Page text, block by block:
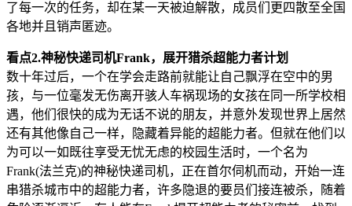
了每一次的任务，却在某一天被迫解散，成员们更四散至全国
各地并且销声匿迹。
看点2.神秘快递司机Frank，展开猎杀超能力者计划
数十年过后，一个在学会走路前就能让自己飘浮在空中的男
孩，与一位毫发无伤离开骇人车祸现场的女孩在同一所学校相
遇，他们很快的成为无话不说的朋友，并意外发现世界上居然
还有其他像自己一样，隐藏着异能的超能力者。但就在他们以
为可以一如既往享受无忧无虑的校园生活时，一个名为
Frank(法兰克)的神秘快递司机，正在首尔伺机而动，开始一连
串猎杀城市中的超能力者，许多隐退的要员们接连被杀，随着